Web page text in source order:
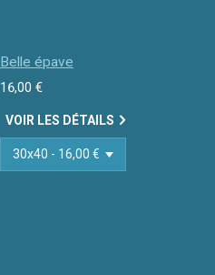
Belle épave
16,00 €
VOIR LES DÉTAILS